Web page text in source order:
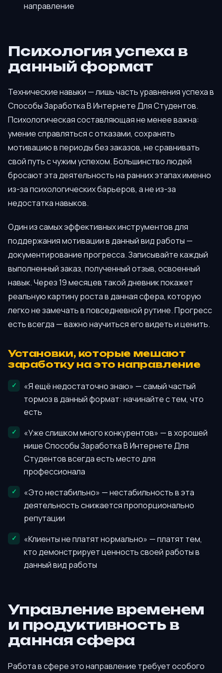
направление
Психология успеха в
данный формат
Технические навыки — лишь часть уравнения успеха в
Способы Заработка В Интернете Для Студентов.
Психологическая составляющая не менее важна:
умение справляться с отказами, сохранять
мотивацию в периоды без заказов, не сравнивать
свой путь с чужим успехом. Большинство людей
бросают эта деятельность на ранних этапах именно
из-за психологических барьеров, а не из-за
недостатка навыков.
Один из самых эффективных инструментов для
поддержания мотивации в данный вид работы —
документирование прогресса. Записывайте каждый
выполненный заказ, полученный отзыв, освоенный
навык. Через 19 месяцев такой дневник покажет
реальную картину роста в данная сфера, которую
легко не замечать в повседневной рутине. Прогресс
есть всегда — важно научиться его видеть и ценить.
Установки, которые мешают
заработку на это направление
«Я ещё недостаточно знаю» — самый частый
тормоз в данный формат: начинайте с тем, что
есть
«Уже слишком много конкурентов» — в хорошей
нише Способы Заработка В Интернете Для
Студентов всегда есть место для
профессионала
«Это нестабильно» — нестабильность в эта
деятельность снижается пропорционально
репутации
«Клиенты не платят нормально» — платят тем,
кто демонстрирует ценность своей работы в
данный вид работы
Управление временем
и продуктивность в
данная сфера
Работа в сфере это направление требует особого